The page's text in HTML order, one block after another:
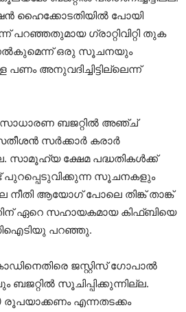
ഹൈക്കോടതിയിൽ പോയി
ഗ്രാറ്റിവിറ്റി തുക
നൽകുമെന്ന് ഒരു സൂചനയും
അനുവദിച്ചിട്ടില്ലെന്ന്
സാധാരണ ബജറ്റിൽ അഞ്ച്
സർക്കാർ കരാർ
സാമൂഹ്യ ക്ഷേമ പദ്ധതികൾക്ക്
പുറപ്പെടുവിക്കുന്ന സൂചനകളും
നീതി ആയോഗ് പോലെ തിങ്ക് താങ്ക്
ഏറെ സഹായകമായ കിഫ്‌ബിയെ
സിഐടിയു പറഞ്ഞു.
ജസ്റ്റിസ് ഗോപാൽ
ബജറ്റിൽ സൂചിപ്പിക്കുന്നില്ല.
രൂപയാക്കണം എന്നതടക്കം